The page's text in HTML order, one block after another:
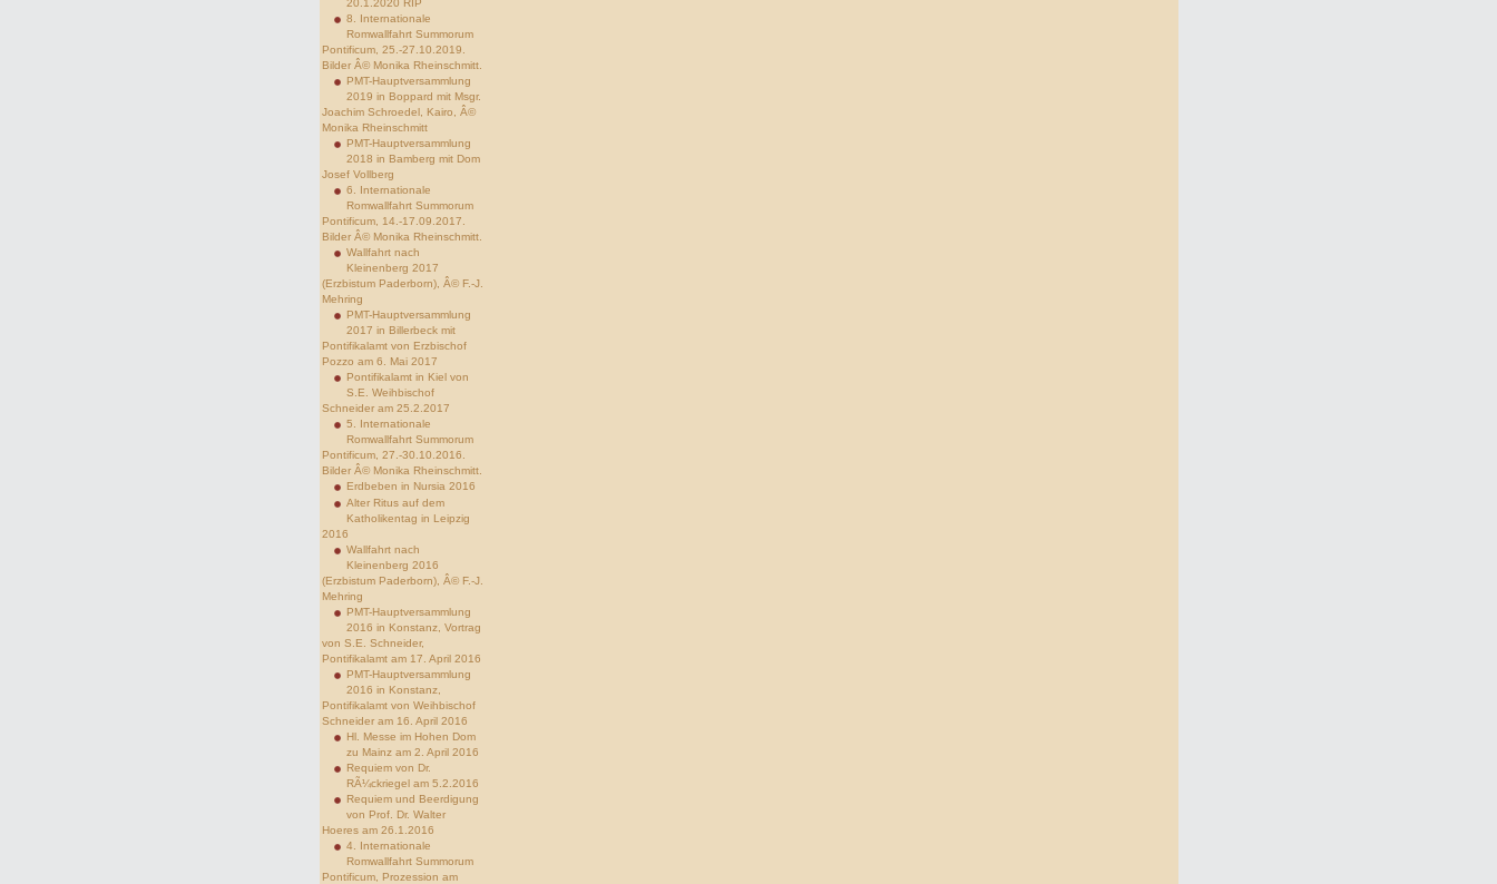
20.1.2020 RIP
8. Internationale
Romwallfahrt Summorum
Pontificum, 25.-27.10.2019.
Bilder Â© Monika Rheinschmitt.
PMT-Hauptversammlung
2019 in Boppard mit Msgr.
Joachim Schroedel, Kairo, Â©
Monika Rheinschmitt
PMT-Hauptversammlung
2018 in Bamberg mit Dom
Josef Vollberg
6. Internationale
Romwallfahrt Summorum
Pontificum, 14.-17.09.2017.
Bilder Â© Monika Rheinschmitt.
Wallfahrt nach
Kleinenberg 2017
(Erzbistum Paderborn), Â© F.-J.
Mehring
PMT-Hauptversammlung
2017 in Billerbeck mit
Pontifikalamt von Erzbischof
Pozzo am 6. Mai 2017
Pontifikalamt in Kiel von
S.E. Weihbischof
Schneider am 25.2.2017
5. Internationale
Romwallfahrt Summorum
Pontificum, 27.-30.10.2016.
Bilder Â© Monika Rheinschmitt.
Erdbeben in Nursia 2016
Alter Ritus auf dem
Katholikentag in Leipzig
2016
Wallfahrt nach
Kleinenberg 2016
(Erzbistum Paderborn), Â© F.-J.
Mehring
PMT-Hauptversammlung
2016 in Konstanz, Vortrag
von S.E. Schneider,
Pontifikalamt am 17. April 2016
PMT-Hauptversammlung
2016 in Konstanz,
Pontifikalamt von Weihbischof
Schneider am 16. April 2016
Hl. Messe im Hohen Dom
zu Mainz am 2. April 2016
Requiem von Dr.
RÃ¼ckriegel am 5.2.2016
Requiem und Beerdigung
von Prof. Dr. Walter
Hoeres am 26.1.2016
4. Internationale
Romwallfahrt Summorum
Pontificum, Prozession am